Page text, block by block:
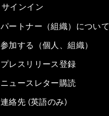
サインイン
パートナー（組織）につい
参加する（個人、組織）
プレスリリース登録
ニュースレター購読
連絡先 (英語のみ)